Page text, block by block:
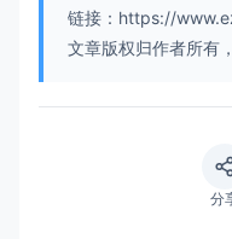
链接：https://
文章版权归作者所有
分